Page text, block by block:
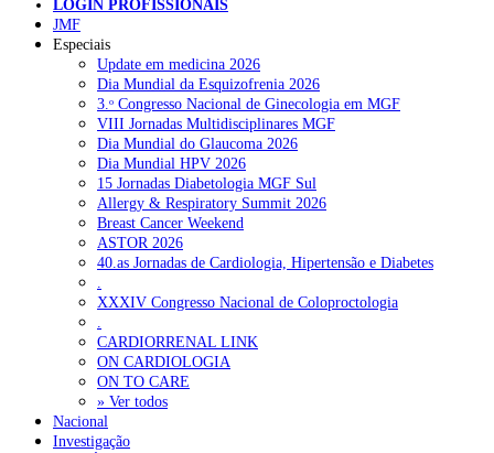
NOTÍCIAS RECENTES
Quase 11.900 jovens recorreram aos cheques psicólogo e
nutricionista no primeiro mês 7 de Agosto, 2026
ULS de Coimbra estreia cirurgia endoscópica do ouvido com
apoio robótico em Portugal 7 de Agosto, 2026
Enfermeiros exigem esclarecimentos sobre eventual gestão
privada da ULS do Algarve 7 de Agosto, 2026
Ordem dos Médicos alerta para riscos no novo sistema de acesso
a consultas e cirurgias 7 de Agosto, 2026
Portugal está a formar os médicos de que precisa?
2026
NOTÍCIAS MAIS LIDAS
LOGIN PROFISSIONAIS
JMF
Especiais
Update em medicina 2026
Dia Mundial da Esquizofrenia 2026
3.ᵒ Congresso Nacional de Ginecologia em MGF
VIII Jornadas Multidisciplinares MGF
Dia Mundial do Glaucoma 2026
Dia Mundial HPV 2026
15 Jornadas Diabetologia MGF Sul
Allergy & Respiratory Summit 2026
Breast Cancer Weekend
ASTOR 2026
40.as Jornadas de Cardiologia, Hipertensão e Diabetes
.
XXXIV Congresso Nacional de Coloproctologia
.
CARDIORRENAL LINK
ON CARDIOLOGIA
ON TO CARE
» Ver todos
Nacional
Investigação